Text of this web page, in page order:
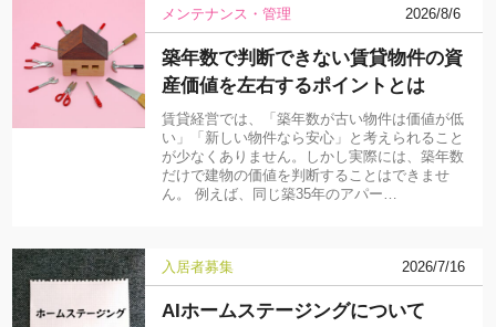
メンテナンス・管理 2026/8/6
築年数で判断できない賃貸物件の資
産価値を左右するポイントとは
賃貸経営では、「築年数が古い物件は価値が低
い」「新しい物件なら安心」と考えられること
が少なくありません。しかし実際には、築年数
だけで建物の価値を判断することはできませ
ん。 例えば、同じ築35年のアパー…
入居者募集 2026/7/16
AIホームステージングについて